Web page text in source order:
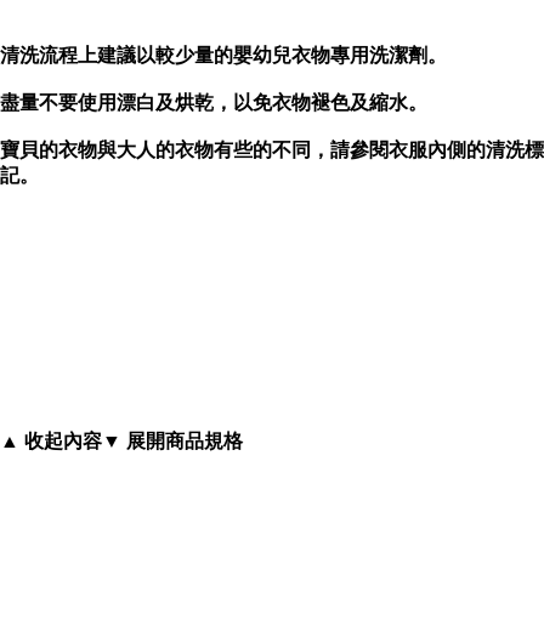
3.粉嫩桃紅夢幻可愛
清洗流程上建議以較少量的嬰幼兒衣物專用洗潔劑。
盡量不要使用漂白及烘乾，以免衣物褪色及縮水。
寶貝的衣物與大人的衣物有些的不同，請參閱衣服內側的清洗標
記。
▲ 收起內容▼ 展開商品規格